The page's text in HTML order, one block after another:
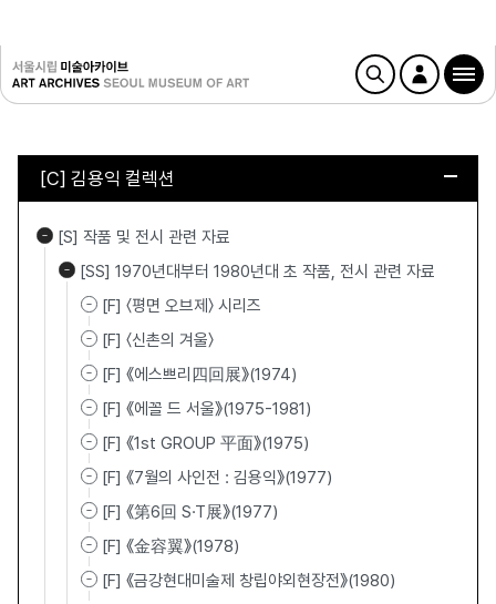
[C] 김용익 컬렉션
[S] 작품 및 전시 관련 자료
[SS] 1970년대부터 1980년대 초 작품, 전시 관련 자료
[F] 〈평면 오브제〉 시리즈
[F] 〈신촌의 겨울〉
[F] 《에스쁘리四回展》(1974)
[F] 《에꼴 드 서울》(1975-1981)
[F] 《1st GROUP 平面》(1975)
[F] 《7월의 사인전 : 김용익》(1977)
[F] 《第6回 S·T展》(1977)
[F] 《金容翼》(1978)
[F] 《금강현대미술제 창립야외현장전》(1980)